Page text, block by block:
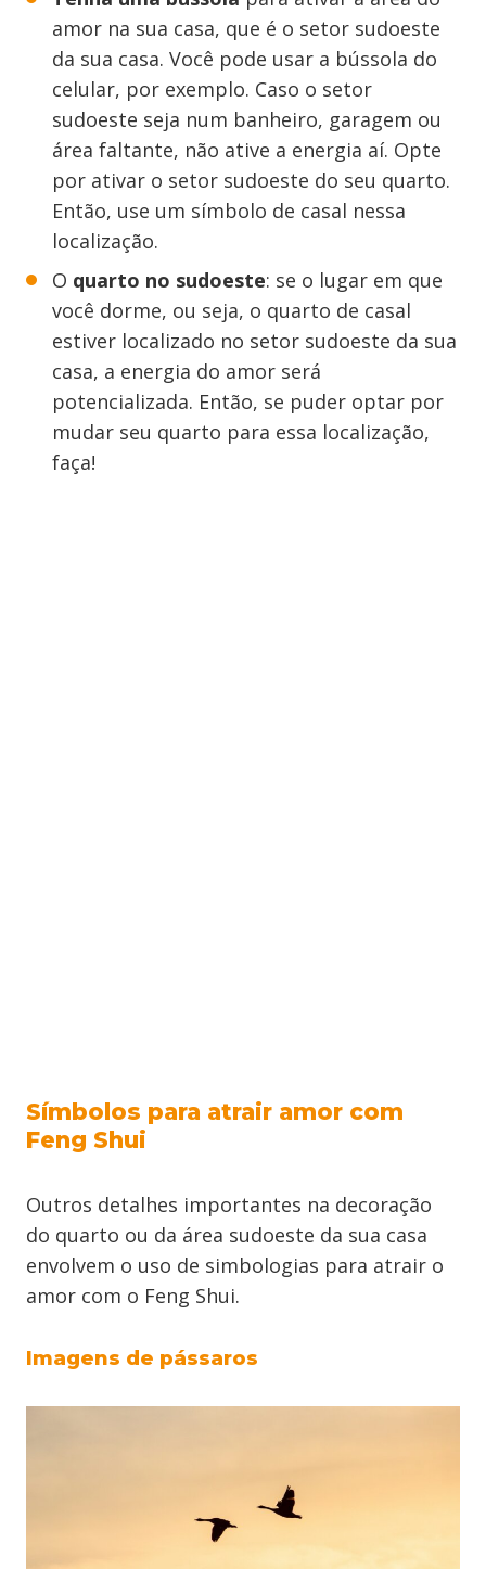
amor na sua casa, que é o setor sudoeste
da sua casa. Você pode usar a bússola do
celular, por exemplo. Caso o setor
sudoeste seja num banheiro, garagem ou
área faltante, não ative a energia aí. Opte
por ativar o setor sudoeste do seu quarto.
Então, use um símbolo de casal nessa
localização.
O quarto no sudoeste: se o lugar em que
você dorme, ou seja, o quarto de casal
estiver localizado no setor sudoeste da sua
casa, a energia do amor será
potencializada. Então, se puder optar por
mudar seu quarto para essa localização,
faça!
Símbolos para atrair amor com
Feng Shui
Outros detalhes importantes na decoração
do quarto ou da área sudoeste da sua casa
envolvem o uso de simbologias para atrair o
amor com o Feng Shui.
Imagens de pássaros